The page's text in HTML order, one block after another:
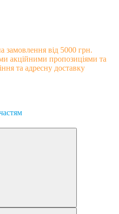
замовлення від 5000 грн.
акційними пропозиціями та
та адресну доставку